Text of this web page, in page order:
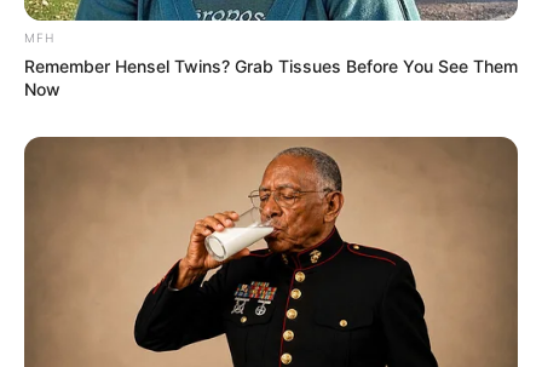
MFH
Remember Hensel Twins? Grab Tissues Before You See Them
Now